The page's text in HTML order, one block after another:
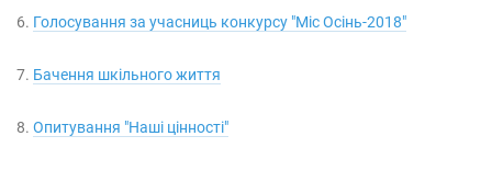
6. Голосування за учасниць конкурсу "Міс Осінь-2018"
7. Бачення шкільного життя
8. Опитування "Наші цінності"